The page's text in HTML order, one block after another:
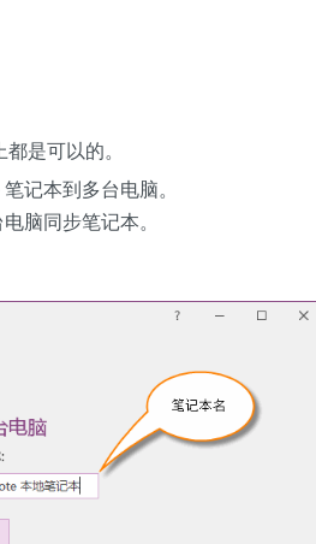
是可以的。
记本到多台电脑。
脑同步笔记本。